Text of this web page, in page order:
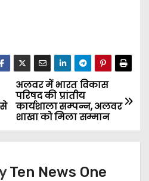
अलवर में भारत विकास
परिषद की प्रांतीय
कार्यशाला सम्पन्न, अलवर
शाखा को मिला सम्मान
Ten News One